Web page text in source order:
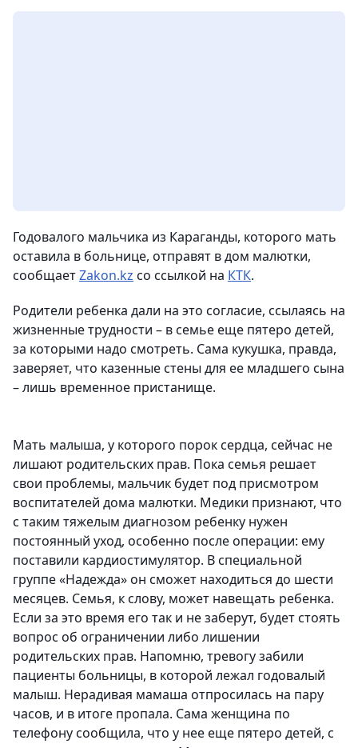
Годовалого мальчика из Караганды, которого мать
оставила в больнице, отправят в дом малютки,
сообщаетZakon.kz со ссылкой на КТК.
Родители ребенка дали на это согласие, ссылаясь на
жизненные трудности – в семье еще пятеро детей,
за которыми надо смотреть. Сама кукушка, правда,
заверяет, что казенные стены для ее младшего сына
– лишь временное пристанище.
Мать малыша, у которого порок сердца, сейчас не
лишают родительских прав. Пока семья решает
свои проблемы, мальчик будет под присмотром
воспитателей дома малютки. Медики признают, что
с таким тяжелым диагнозом ребенку нужен
постоянный уход, особенно после операции: ему
поставили кардиостимулятор. В специальной
группе «Надежда» он сможет находиться до шести
месяцев. Семья, к слову, может навещать ребенка.
Если за это время его так и не заберут, будет стоять
вопрос об ограничении либо лишении
родительских прав. Напомню, тревогу забили
пациенты больницы, в которой лежал годовалый
малыш. Нерадивая мамаша отпросилась на пару
часов, и в итоге пропала. Сама женщина по
телефону сообщила, что у нее еще пятеро детей, с